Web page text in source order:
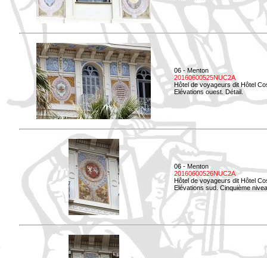
06 - Menton
20160600525NUC2A
Hôtel de voyageurs dit Hôtel
Elévations ouest. Détail.
06 - Menton
20160600526NUC2A
Hôtel de voyageurs dit Hôtel
Elévations sud. Cinquième